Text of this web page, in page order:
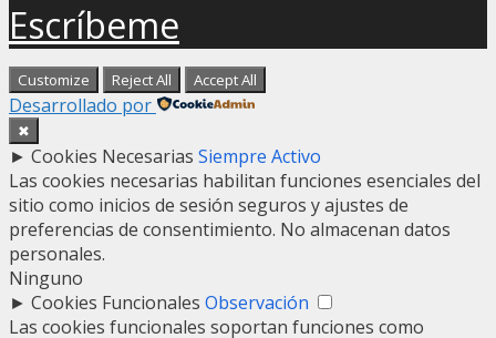
Escríbeme
Customize Reject All Accept All
Desarrollado por
✖
► Cookies Necesarias Siempre Activo
Las cookies necesarias habilitan funciones esenciales del
sitio como inicios de sesión seguros y ajustes de
preferencias de consentimiento. No almacenan datos
personales.
Ninguno
► Cookies Funcionales Observación
Las cookies funcionales soportan funciones como